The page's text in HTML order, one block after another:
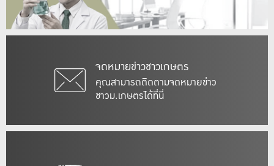
จดหมายข่าวชาวเกษตร
คุณสามารถติดตามจดหมายข่าว
ชาวม.เกษตรได้ที่นี่